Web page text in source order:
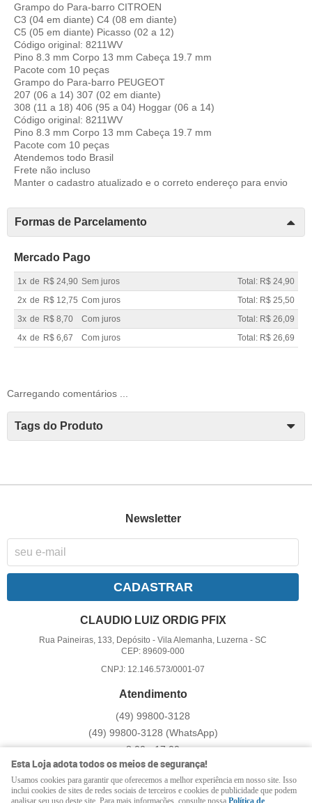
Grampo do Para-barro CITROEN
C3 (04 em diante) C4 (08 em diante)
C5 (05 em diante) Picasso (02 a 12)
Código original: 8211WV
Pino 8.3 mm Corpo 13 mm Cabeça 19.7 mm
Pacote com 10 peças
Grampo do Para-barro PEUGEOT
207 (06 a 14) 307 (02 em diante)
308 (11 a 18) 406 (95 a 04) Hoggar (06 a 14)
Código original: 8211WV
Pino 8.3 mm Corpo 13 mm Cabeça 19.7 mm
Pacote com 10 peças
Atendemos todo Brasil
Frete não incluso
Manter o cadastro atualizado e o correto endereço para envio
Formas de Parcelamento
Mercado Pago
1x de R$ 24,90 Sem juros
Total: R$ 24,90
2x de R$ 12,75 Com juros
Total: R$ 25,50
3x de R$ 8,70 Com juros
Total: R$ 26,09
4x de R$ 6,67 Com juros Total: R$ 26,69
Carregando comentários ...
Tags do Produto
Newsletter
CADASTRAR
CLAUDIO LUIZ ORDIG PFIX
Rua Paineiras, 133, Depósito -Vila Alemanha, Luzerna -SC
CEP: 89609-000
CNPJ: 12.146.573/0001-07
Atendimento
(49) 99800-3128
(49) 99800-3128 (WhatsApp)
8:00 - 17:00
pfix@pfix.com.br
Esta Loja adota todos os meios de segurança!
Usamos cookies para garantir que oferecemos a melhor experiência em nosso site. Isso
inclui cookies de sites de redes sociais de terceiros e cookies de publicidade que podem
analisar seu uso deste site. Para mais informações, consulte nossa Política de